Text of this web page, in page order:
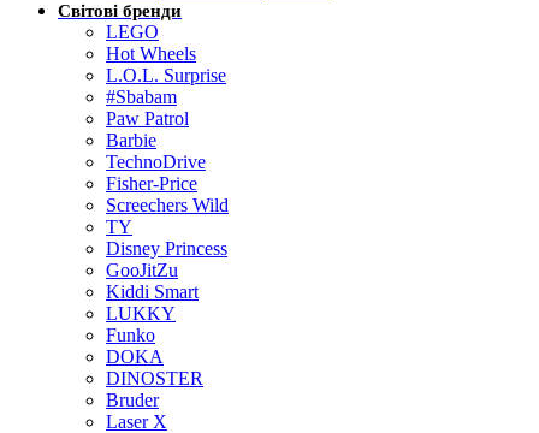
Світові бренди
LEGO
Hot Wheels
L.O.L. Surprise
#Sbabam
Paw Patrol
Barbie
TechnoDrive
Fisher-Price
Screechers Wild
TY
Disney Princess
GooJitZu
Kiddi Smart
LUKKY
Funko
DOKA
DINOSTER
Bruder
Laser X